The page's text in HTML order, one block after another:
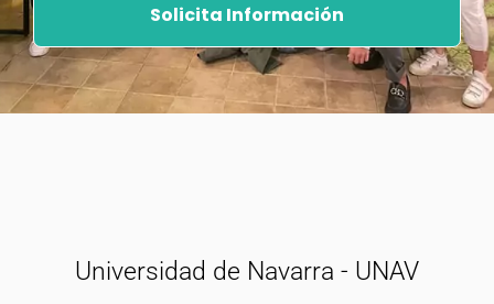
Solicita Información
Universidad de Navarra - UNAV